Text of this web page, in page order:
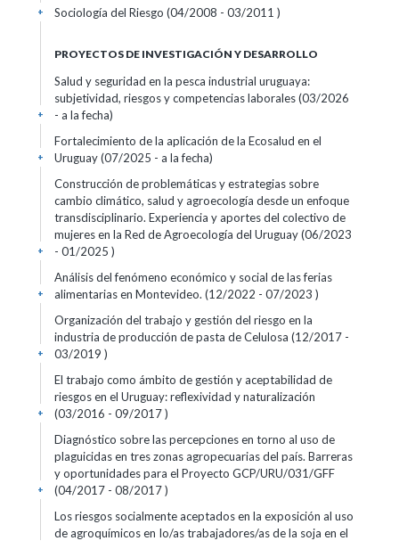
Sociología del Riesgo (04/2008 - 03/2011 )
+
PROYECTOS DE INVESTIGACIÓN Y DESARROLLO
Salud y seguridad en la pesca industrial uruguaya:
subjetividad, riesgos y competencias laborales (03/2026
- a la fecha)
+
Fortalecimiento de la aplicación de la Ecosalud en el
Uruguay (07/2025 - a la fecha)
+
Construcción de problemáticas y estrategias sobre
cambio climático, salud y agroecología desde un enfoque
transdisciplinario. Experiencia y aportes del colectivo de
mujeres en la Red de Agroecología del Uruguay (06/2023
- 01/2025 )
+
Análisis del fenómeno económico y social de las ferias
alimentarias en Montevideo. (12/2022 - 07/2023 )
+
Organización del trabajo y gestión del riesgo en la
industria de producción de pasta de Celulosa (12/2017 -
03/2019 )
+
El trabajo como ámbito de gestión y aceptabilidad de
riesgos en el Uruguay: reflexividad y naturalización
(03/2016 - 09/2017 )
+
Diagnóstico sobre las percepciones en torno al uso de
plaguicidas en tres zonas agropecuarias del país. Barreras
y oportunidades para el Proyecto GCP/URU/031/GFF
(04/2017 - 08/2017 )
+
Los riesgos socialmente aceptados en la exposición al uso
de agroquímicos en Io/as trabajadores/as de la soja en el